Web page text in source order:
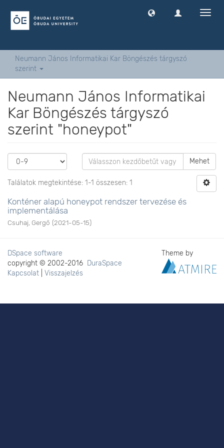
Neumann János Informatikai Kar Böngészés tárgyszó
szerint
Neumann János Informatikai
Kar Böngészés tárgyszó
szerint "honeypot"
Mehet
Találatok megtekintése: 1-1 összesen: 1
Konténer alapú honeypot rendszer tervezése és
implementálása
Csuhaj, Gergő (2021-05-15)
DSpace software
copyright © 2002-2016 DuraSpace
Kapcsolat
Visszajelzés
Theme by